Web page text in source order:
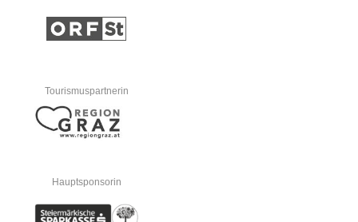
Tourismuspartnerin
Hauptsponsorin